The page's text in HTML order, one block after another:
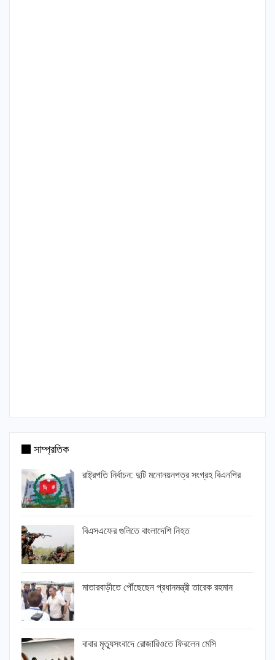
সাম্প্রতিক
রাষ্ট্রপতি নির্বাচন: দুটি মনোনয়নপত্র সংগ্রহ বিএনপির
বিএসএফের গুলিতে বাংলাদেশি নিহত
মাতারবাড়ীতে পৌঁছেছেন প্রধানমন্ত্রী তারেক রহমান
বাবার মৃত্যুসংবাদে রোজারিওতে ফিরলেন মেসি